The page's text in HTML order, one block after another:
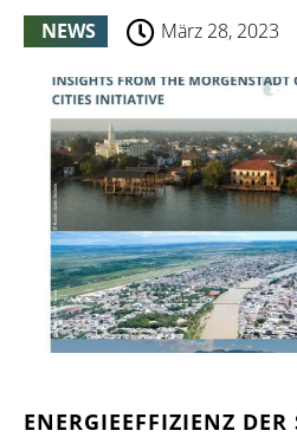
NEWS März 28, 2023
ENERGIEEFFIZIENZ DER